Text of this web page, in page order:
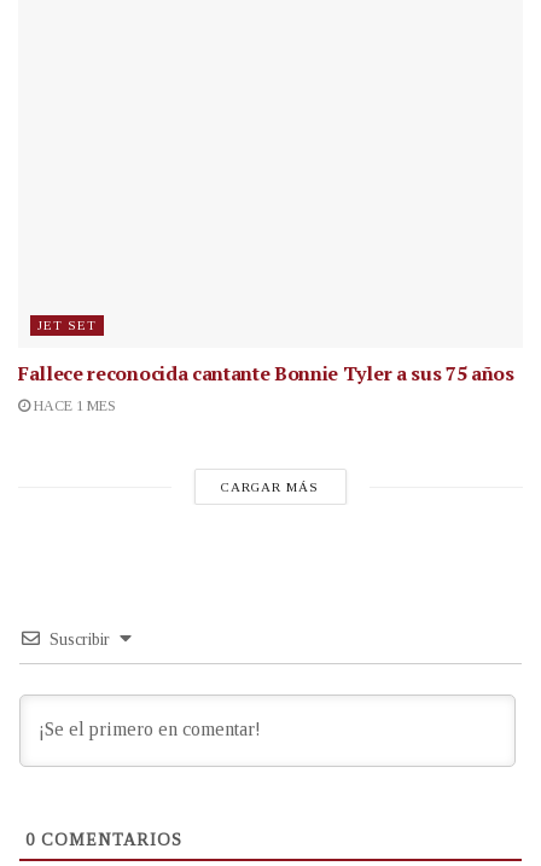
JET SET
Fallece reconocida cantanteBonnie Tyler a sus 75 años
HACE 1 MES
CARGAR MÁS
Suscribir
0 COMENTARIOS